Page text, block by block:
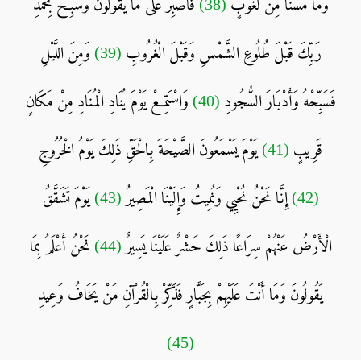
وَمَا مَسَّنَا مِنْ لُغُوبٍ (38) فَاصْبِرْ عَلَى مَا يَقُولُونَ وَسَبِّحْ بِحَمْدِ
رَبِّكَ قَبْلَ طُلُوعِ الشَّمْسِ وَقَبْلَ الْغُرُوبِ (39) وَمِنَ اللَّيْلِ
فَسَبِّحْهُ وَأَدْبَارَ السُّجُودِ (40) وَاسْتَمِعْ يَوْمَ يُنَادِ الْمُنَادِ مِنْ مَكَانٍ
قَرِيبٍ (41) يَوْمَ يَسْمَعُونَ الصَّيْحَةَ بِالْحَقِّ ذَلِكَ يَوْمُ الْخُرُوجِ
(42) إِنَّا نَحْنُ نُحْيِي وَنُمِيتُ وَإِلَيْنَا الْمَصِيرُ (43) يَوْمَ تَشَقَّقُ
الْأَرْضُ عَنْهُمْ سِرَاعًا ذَلِكَ حَشْرٌ عَلَيْنَا يَسِيرٌ (44) نَحْنُ أَعْلَمُ بِمَا
يَقُولُونَ وَمَا أَنْتَ عَلَيْهِمْ بِجَبَّارٍ فَذَكِّرْ بِالْقُرْآنِ مَنْ يَخَافُ وَعِيدِ
(45)